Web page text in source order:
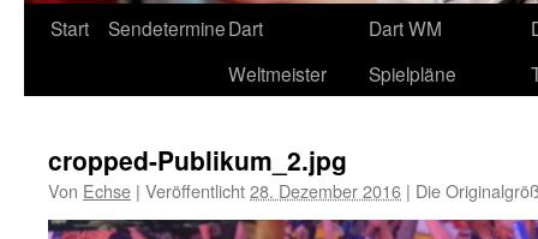
Start SendetermineDart
Weltmeister
Dart WM
Spielpläne
cropped-Publikum_2.jpg
Von Echse | Veröffentlicht28. Dezember 2016 | Die